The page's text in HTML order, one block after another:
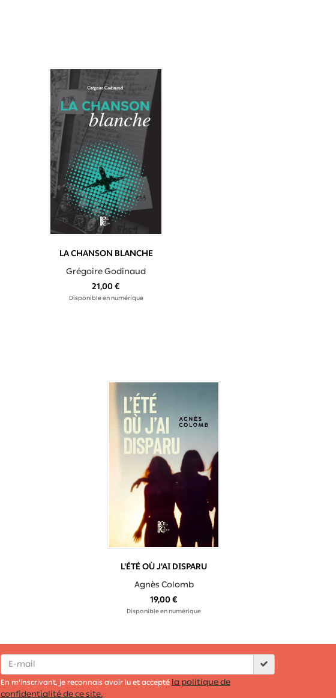
LA CHANSON BLANCHE
Grégoire Godinaud
21,00 €
Disponible en numérique
L'ÉTÉ OÙ J'AI DISPARU
Agnès Colomb
19,00 €
Disponible en numérique
En m'inscrivant, je reconnais avoir lu et accepté la politique de
confidentialité de ce site.